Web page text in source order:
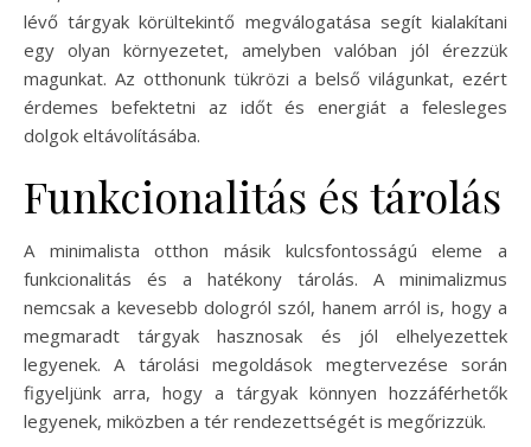
lévő tárgyak körültekintő megválogatása segít kialakítani
egy olyan környezetet, amelyben valóban jól érezzük
magunkat. Az otthonunk tükrözi a belső világunkat, ezért
érdemes befektetni az időt és energiát a felesleges
dolgok eltávolításába.
Funkcionalitás és tárolás
A minimalista otthon másik kulcsfontosságú eleme a
funkcionalitás és a hatékony tárolás. A minimalizmus
nemcsak a kevesebb dologról szól, hanem arról is, hogy a
megmaradt tárgyak hasznosak és jól elhelyezettek
legyenek. A tárolási megoldások megtervezése során
figyeljünk arra, hogy a tárgyak könnyen hozzáférhetők
legyenek, miközben a tér rendezettségét is megőrizzük.